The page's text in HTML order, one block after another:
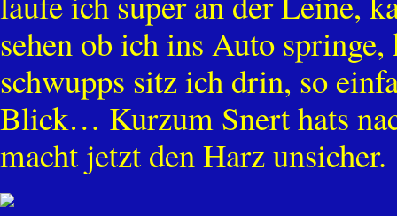
sehen ob ich ins Auto
schwupps sitz ich drin, so
Blick… Kurzum Snert hats
macht jetzt den Harz unsicher.